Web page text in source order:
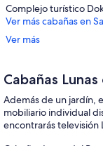
Complejo turístico
Ver más cabañas en
Ver más
Cabañas
Además de un jardín,
mobiliario individual
encontrarás televisión